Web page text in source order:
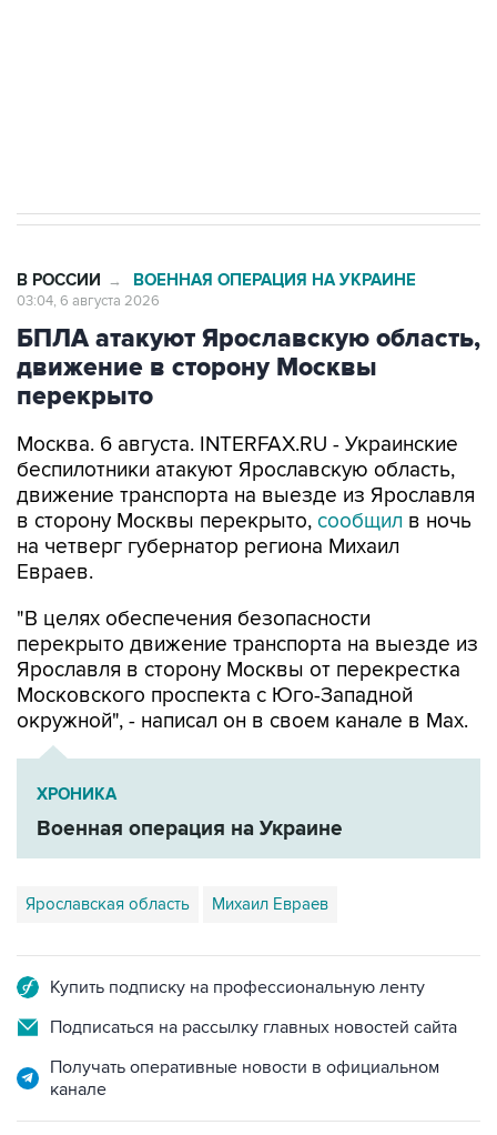
В РОССИИ → ВОЕННАЯ ОПЕРАЦИЯ НА УКРАИНЕ
03:04, 6 августа 2026
БПЛА атакуют Ярославскую область,
движение в сторону Москвы
перекрыто
Москва. 6 августа. INTERFAX.RU - Украинские
беспилотники атакуют Ярославскую область,
движение транспорта на выезде из Ярославля
в сторону Москвы перекрыто, сообщил в ночь
на четверг губернатор региона Михаил
Евраев.
"В целях обеспечения безопасности
перекрыто движение транспорта на выезде из
Ярославля в сторону Москвы от перекрестка
Московского проспекта с Юго-Западной
окружной", - написал он в своем канале в Мах.
ХРОНИКА
Военная операция на Украине
Ярославская область Михаил Евраев
Купить подписку на профессиональную ленту
Подписаться на рассылку главных новостей сайта
Получать оперативные новости в официальном
канале